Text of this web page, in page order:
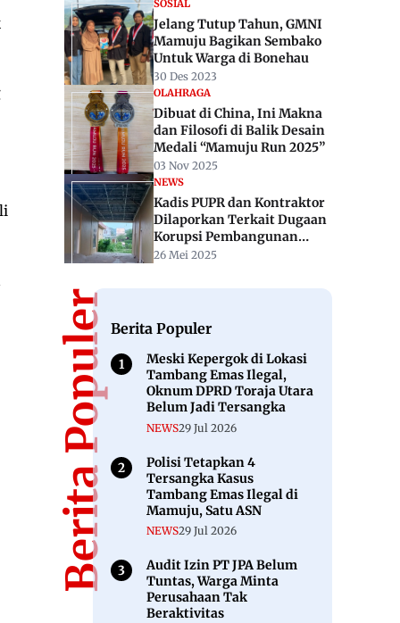
SOSIAL
Jelang Tutup Tahun, GMNI
Mamuju Bagikan Sembako
Untuk Warga di Bonehau
30 Des 2023
OLAHRAGA
Dibuat di China, Ini Makna
dan Filosofi di Balik Desain
Medali “Mamuju Run 2025”
03 Nov 2025
NEWS
Kadis PUPR dan Kontraktor
Dilaporkan Terkait Dugaan
Korupsi Pembangunan
Rujab Wabup Mamuju
26 Mei 2025
Berita PopulerBerita Populer
Meski Kepergok di Lokasi
Tambang Emas Ilegal,
Oknum DPRD Toraja Utara
Belum Jadi Tersangka
NEWS29 Jul 2026
Polisi Tetapkan 4
Tersangka Kasus
Tambang Emas Ilegal di
Mamuju, Satu ASN
NEWS29 Jul 2026
Audit Izin PT JPA Belum
Tuntas, Warga Minta
Perusahaan Tak
Beraktivitas